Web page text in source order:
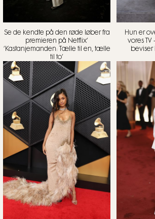
Se de kendte på den røde løber fra
premieren på Netflix’
’Kastanjemanden: Tælle til en, tælle
til to’
Hun er
vores TV
beviser